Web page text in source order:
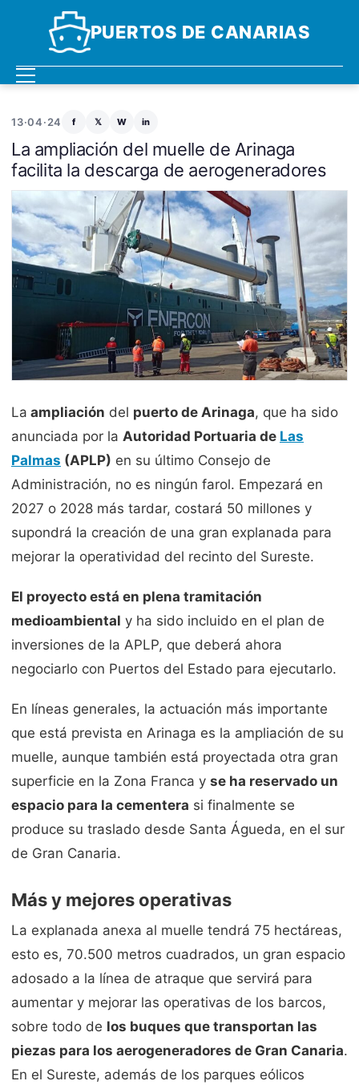
PUERTOS DE CANARIAS
13·04·24 f 𝕏 W in
La ampliación del muelle de Arinaga
facilita la descarga de aerogeneradores
La ampliación del puerto de Arinaga, que ha sido
anunciada por la Autoridad Portuaria de Las
Palmas (APLP) en su último Consejo de
Administración, no es ningún farol. Empezará en
2027 o 2028 más tardar, costará 50 millones y
supondrá la creación de una gran explanada para
mejorar la operatividad del recinto del Sureste.
El proyecto está en plena tramitación
medioambiental y ha sido incluido en el plan de
inversiones de la APLP, que deberá ahora
negociarlo con Puertos del Estado para ejecutarlo.
En líneas generales, la actuación más importante
que está prevista en Arinaga es la ampliación de su
muelle, aunque también está proyectada otra gran
superficie en la Zona Franca y se ha reservado un
espacio para la cementera si finalmente se
produce su traslado desde Santa Águeda, en el sur
de Gran Canaria.
Más y mejores operativas
La explanada anexa al muelle tendrá 75 hectáreas,
esto es, 70.500 metros cuadrados, un gran espacio
adosado a la línea de atraque que servirá para
aumentar y mejorar las operativas de los barcos,
sobre todo de los buques que transportan las
piezas para los aerogeneradores de Gran Canaria.
En el Sureste, además de los parques eólicos